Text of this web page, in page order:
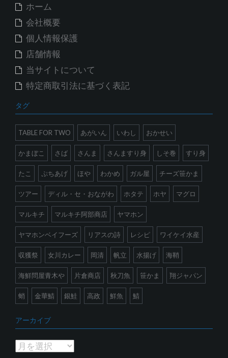
ホーム
会社概要
個人情報保護
店舗情報
当サイトについて
特定商取引法に基づく表記
タグ
TABLE FOR TWO あがいん いわし おかせい
かまぼこ さば さんま さんますり身 しそ巻 すり身
たこ ぷちあげ ほや わかめ ガル屋 チーズ笹かま
ツアー ディル・セ・おながわ ホタテ ホヤ マグロ
マルキチ マルキチ阿部商店 ヤマホン
ヤマホンベイフーズ リアスの詩 レシピ ワイケイ水産
収獲祭 女川カレー 岡清 帆立 水揚げ 海鞘
海鮮問屋青木や 片倉商店 秋刀魚 笹かま 翔ジャパン
蛸 金華鯖 銀鮭 高政 鮮魚 鯖
アーカイブ
ア